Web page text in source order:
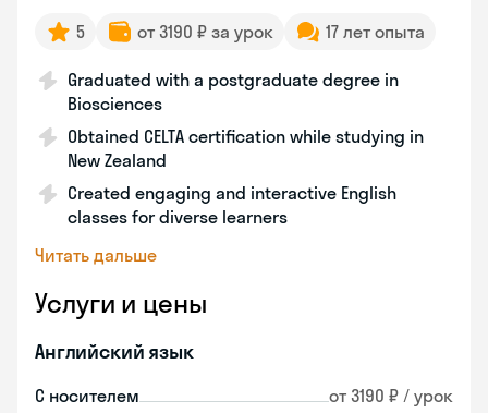
5 от 3190 ₽ за урок 17 лет опыта
Graduated with a postgraduate degree in
Biosciences
Obtained CELTA certification while studying in
New Zealand
Created engaging and interactive English
classes for diverse learners
Читать дальше
Услуги и цены
Английский язык
С носителем от 3190 ₽ / урок